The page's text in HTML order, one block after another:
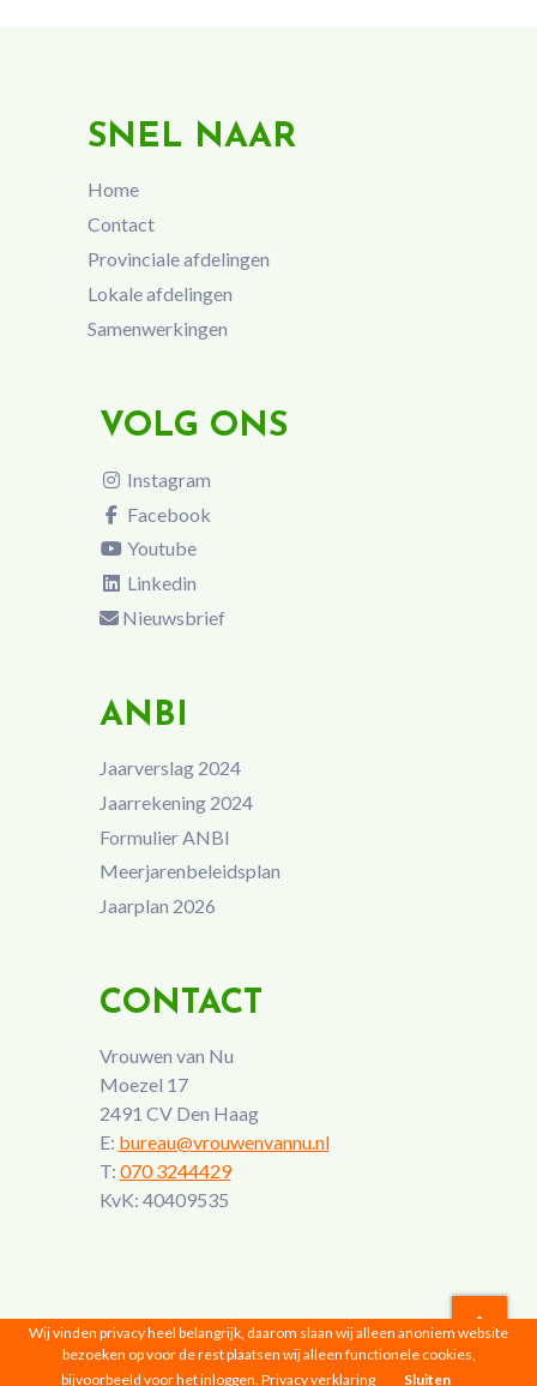
SNEL NAAR
Home
Contact
Provinciale afdelingen
Lokale afdelingen
Samenwerkingen
VOLG ONS
Instagram
Facebook
Youtube
Linkedin
Nieuwsbrief
ANBI
Jaarverslag 2024
Jaarrekening 2024
Formulier ANBI
Meerjarenbeleidsplan
Jaarplan 2026
CONTACT
Vrouwen van Nu
Moezel 17
2491 CV Den Haag
E: bureau@vrouwenvannu.nl
T: 070 3244429
KvK: 40409535
Vrouwen van Nu © 2026 |Privacyverklaring
Wij vinden privacy heel belangrijk, daarom slaan wij alleen anoniem website
bezoeken op voor de rest plaatsen wij alleen functionele cookies,
bijvoorbeeld voor het inloggen. Privacy verklaring Sluiten